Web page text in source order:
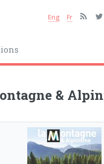
Eng Fr
&